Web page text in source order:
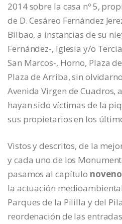
2014 sobre la casa nº 5,
de D. Cesáreo Fernández
Bilbao, a instancias de su
Fernández-, Iglesia y/o
San Marcos-, Horno, Plaza
Plaza de Arriba, sin
Avenida Virgen de Cuadros,
hayan sido víctimas de la
sus propietarios en los
Vistos y descritos, de la
y cada uno de los
pasamos al capítulo noveno
la actuación
Parques de la Pililla y del
reordenación de las